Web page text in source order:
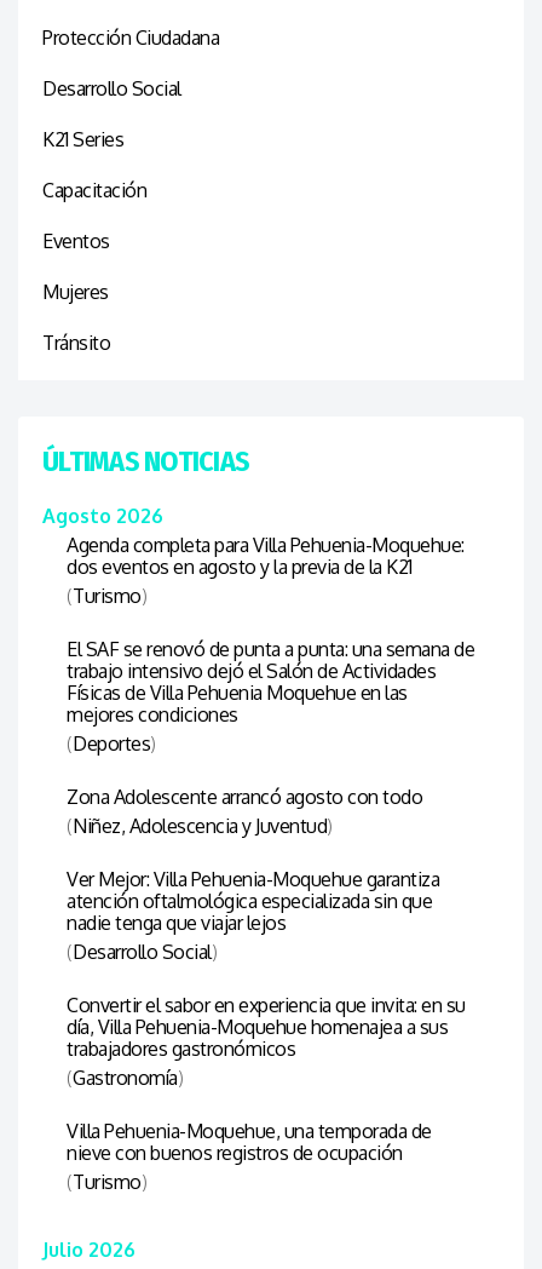
Protección Ciudadana
Desarrollo Social
K21 Series
Capacitación
Eventos
Mujeres
Tránsito
ÚLTIMAS NOTICIAS
Agosto 2026
Agenda completa para Villa Pehuenia-Moquehue:
dos eventos en agosto y la previa de la K21
(Turismo)
El SAF se renovó de punta a punta: una semana de
trabajo intensivo dejó el Salón de Actividades
Físicas de Villa Pehuenia Moquehue en las
mejores condiciones
(Deportes)
Zona Adolescente arrancó agosto con todo
(Niñez, Adolescencia y Juventud)
Ver Mejor: Villa Pehuenia-Moquehue garantiza
atención oftalmológica especializada sin que
nadie tenga que viajar lejos
(Desarrollo Social)
Convertir el sabor en experiencia que invita: en su
día, Villa Pehuenia-Moquehue homenajea a sus
trabajadores gastronómicos
(Gastronomía)
Villa Pehuenia-Moquehue, una temporada de
nieve con buenos registros de ocupación
(Turismo)
Julio 2026